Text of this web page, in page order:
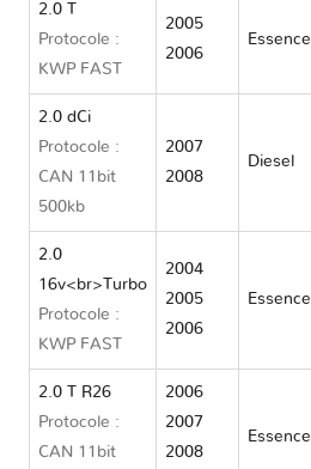
2.0 T
Protocole :
KWP FAST
2005
2006
Essence
2.0 dCi
Protocole :
CAN 11bit
500kb
2007
2008
Diesel
2.0
16v<br>Turbo
Protocole :
KWP FAST
2004
2005
2006
Essence
2.0 T R26
Protocole :
CAN 11bit
2006
2007
2008
Essence